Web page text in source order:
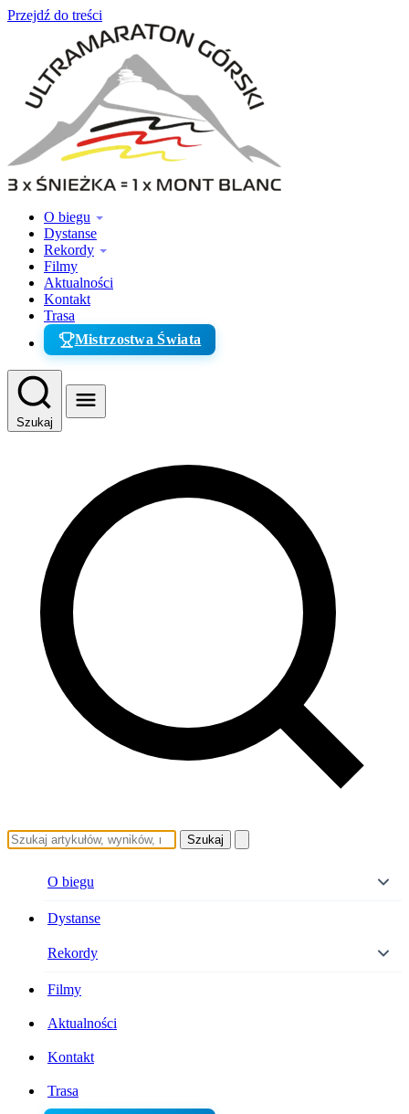
Przejdź do treści
O biegu
Dystanse
Rekordy
Filmy
Aktualności
Kontakt
Trasa
Mistrzostwa Świata
Szukaj
Szukaj
O biegu
Dystanse
Rekordy
Filmy
Aktualności
Kontakt
Trasa